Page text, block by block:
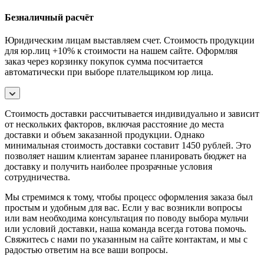
Безналичный расчёт
Юридическим лицам выставляем счет. Стоимость продукции
для юр.лиц +10% к стоимости на нашем сайте. Оформляя
заказ через корзинку покупок сумма посчитается
автоматически при выборе плательщиком юр лица.
Стоимость доставки рассчитывается индивидуально и зависит
от нескольких факторов, включая расстояние до места
доставки и объем заказанной продукции. Однако
минимальная стоимость доставки составит 1450 рублей. Это
позволяет нашим клиентам заранее планировать бюджет на
доставку и получить наиболее прозрачные условия
сотрудничества.
Мы стремимся к тому, чтобы процесс оформления заказа был
простым и удобным для вас. Если у вас возникли вопросы
или вам необходима консультация по поводу выбора мульчи
или условий доставки, наша команда всегда готова помочь.
Свяжитесь с нами по указанным на сайте контактам, и мы с
радостью ответим на все ваши вопросы.